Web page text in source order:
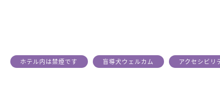
ホテル内は禁煙です 盲導犬ウェルカム アクセシビリ